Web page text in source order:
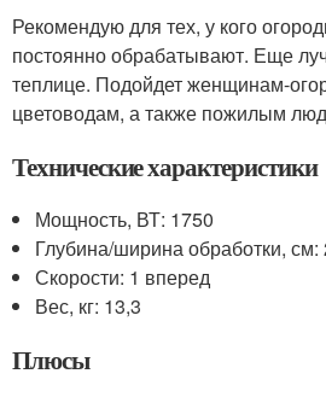
Рекомендую для тех, у кого
постоянно обрабатывают. Еще
теплице. Подойдет женщинам-
цветоводам, а также пожилым
Технические характеристики
Мощность, ВТ: 1750
Глубина/ширина обработки, см:
Скорости: 1 вперед
Вес, кг: 13,3
Плюсы